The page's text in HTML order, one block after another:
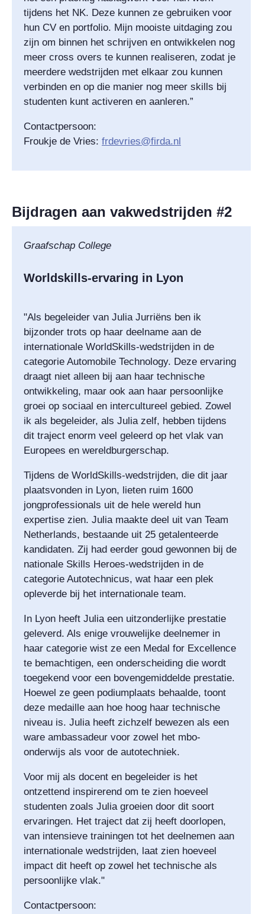
tijdens het NK. Deze kunnen ze gebruiken voor
hun CV en portfolio. Mijn mooiste uitdaging zou
zijn om binnen het schrijven en ontwikkelen nog
meer cross overs te kunnen realiseren, zodat je
meerdere wedstrijden met elkaar zou kunnen
verbinden en op die manier nog meer skills bij
studenten kunt activeren en aanleren.”
Contactpersoon:
Froukje de Vries: frdevries@firda.nl
Bijdragen aan vakwedstrijden #2
Graafschap College
Worldskills-ervaring in Lyon
"Als begeleider van Julia Jurriëns ben ik
bijzonder trots op haar deelname aan de
internationale WorldSkills-wedstrijden in de
categorie Automobile Technology. Deze ervaring
draagt niet alleen bij aan haar technische
ontwikkeling, maar ook aan haar persoonlijke
groei op sociaal en intercultureel gebied. Zowel
ik als begeleider, als Julia zelf, hebben tijdens
dit traject enorm veel geleerd op het vlak van
Europees en wereldburgerschap.
Tijdens de WorldSkills-wedstrijden, die dit jaar
plaatsvonden in Lyon, lieten ruim 1600
jongprofessionals uit de hele wereld hun
expertise zien. Julia maakte deel uit van Team
Netherlands, bestaande uit 25 getalenteerde
kandidaten. Zij had eerder goud gewonnen bij de
nationale Skills Heroes-wedstrijden in de
categorie Autotechnicus, wat haar een plek
opleverde bij het internationale team.
In Lyon heeft Julia een uitzonderlijke prestatie
geleverd. Als enige vrouwelijke deelnemer in
haar categorie wist ze een Medal for Excellence
te bemachtigen, een onderscheiding die wordt
toegekend voor een bovengemiddelde prestatie.
Hoewel ze geen podiumplaats behaalde, toont
deze medaille aan hoe hoog haar technische
niveau is. Julia heeft zichzelf bewezen als een
ware ambassadeur voor zowel het mbo-
onderwijs als voor de autotechniek.
Voor mij als docent en begeleider is het
ontzettend inspirerend om te zien hoeveel
studenten zoals Julia groeien door dit soort
ervaringen. Het traject dat zij heeft doorlopen,
van intensieve trainingen tot het deelnemen aan
internationale wedstrijden, laat zien hoeveel
impact dit heeft op zowel het technische als
persoonlijke vlak."
Contactpersoon: